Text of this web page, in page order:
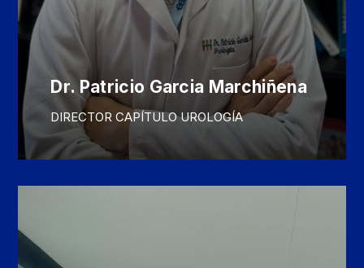
Dr. Patricio Garcia Marchiñena
DIRECTOR CAPÍTULO UROLOGÍA